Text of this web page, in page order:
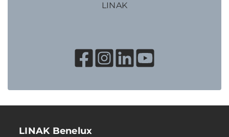
LINAK
LINAK Benelux